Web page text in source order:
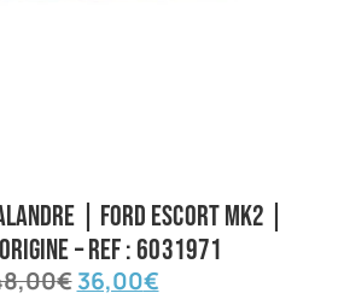
| Ford Escort MK2 |
– Ref : 6031971
€ 36,00€